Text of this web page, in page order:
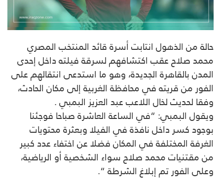
حالة من الذهول انتابت أسرة قائد المنتخب المصري
محمد صلاح عقب اكتشافهم لسرقة فيلته داخل ‏إحدى
المدن ‏بالقاهرة الجديدة، وهو ما استدعى انتقالهم على
الفور من قريته في محافظة الغربية إلى مكان ‏الحادث،
وفقا لحديث لخال ‏اللاعب عبد العزيز البمبي .
ويقول البمبي: “في الساعة العاشرة صباحا فوجئنا
بوجود كسر داخل نافذة في ‏الفيلا وبعثرة ‏محتويات
الغرفة المختلفة في المكان فضلا عن اختفاء عدد كبير
من مقتنيات محمد صلاح سواء ‏الشخصية أو الرياضية،
‏وعلى الفور تم إبلاغ الشرطة “.‏